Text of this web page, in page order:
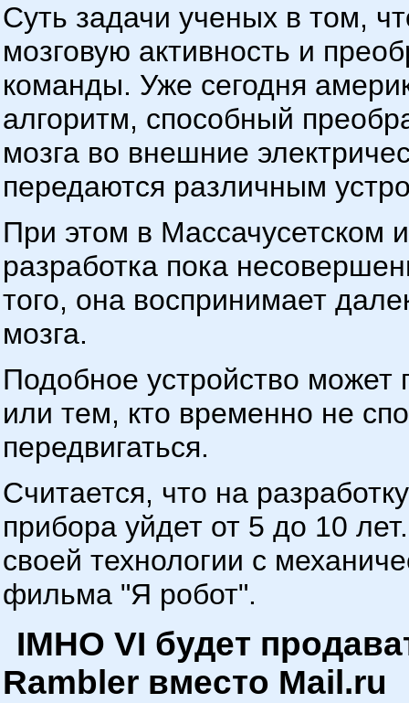
Суть задачи ученых в том,
мозговую активность и
команды. Уже сегодня
алгоритм, способный
мозга во внешние
передаются различным
При этом в Массачусетском
разработка пока
того, она воспринимает
мозга.
Подобное устройство
или тем, кто временно не
передвигаться.
Считается, что на
прибора уйдет от 5 до 10
своей технологии с
фильма "Я робот".
IMHO VI будет
Rambler вместо Mail.ru